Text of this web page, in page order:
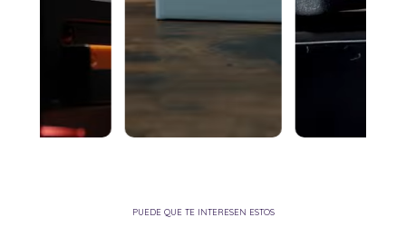
PUEDE QUE TE INTERESEN ESTOS